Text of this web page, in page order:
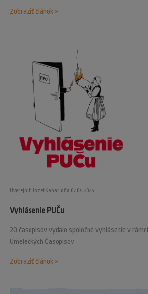
Zobraziť článok »
Uverejnil: Jozef Kahan dňa 07.05.2026
Vyhlásenie PUČu
20 časopisov vydalo spoločné vyhlásenie v
Umeleckých Časopisov
Zobraziť článok »